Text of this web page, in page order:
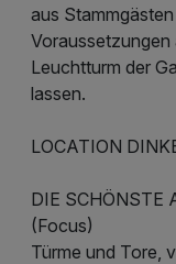
aus
Voraussetzungen
Leuchtturm der
lassen.
LOCATION
DIE SCHÖNSTE
(Focus)
Türme und Tore,